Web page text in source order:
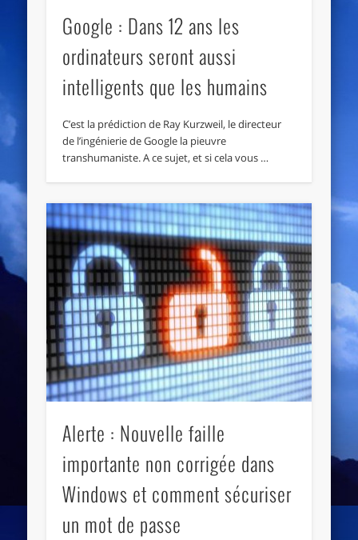
Google : Dans 12 ans les
ordinateurs seront aussi
intelligents que les humains
C’est la prédiction de Ray Kurzweil, le directeur
de l’ingénierie de Google la pieuvre
transhumaniste. A ce sujet, et si cela vous …
Alerte : Nouvelle faille
importante non corrigée dans
Windows et comment sécuriser
un mot de passe